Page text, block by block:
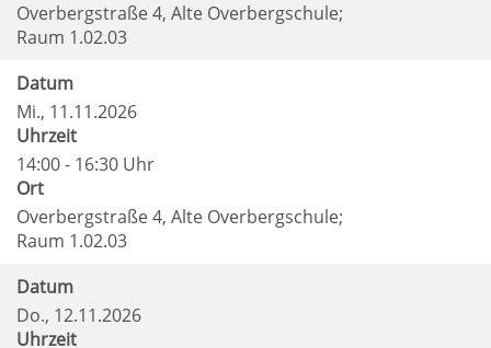
Overbergstraße 4, Alte Overbergschule;
Raum 1.02.03
Datum
Mi., 11.11.2026
Uhrzeit
14:00 - 16:30 Uhr
Ort
Overbergstraße 4, Alte Overbergschule;
Raum 1.02.03
Datum
Do., 12.11.2026
Uhrzeit